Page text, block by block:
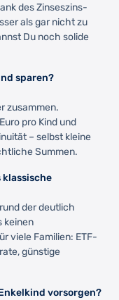
des Zinseszins-
als gar nicht zu
Du noch solide
sparen?
zusammen.
pro Kind und
– selbst kleine
Summen.
klassische
der deutlich
keinen
viele Familien: ETF-
günstige
vorsorgen?